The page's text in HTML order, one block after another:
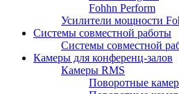
Fohhn Perform
Усилители мощности
Системы совместной работы
Системы совместной
Камеры для конференц-залов
Камеры RMS
Поворотные